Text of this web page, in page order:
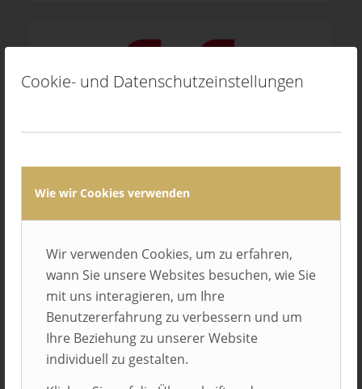
Cookie- und Datenschutzeinstellungen
Wie wir Cookies verwenden
Wir verwenden Cookies, um zu erfahren,
wann Sie unsere Websites besuchen, wie Sie
mit uns interagieren, um Ihre
Benutzererfahrung zu verbessern und um
Ihre Beziehung zu unserer Website
individuell zu gestalten.
GuS glass + safety GmbH & Co. KG
Häcker Küchen GmbH & Co. KG